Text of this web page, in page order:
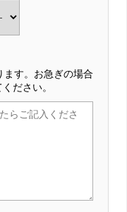
ます。お急ぎの場合
ださい。